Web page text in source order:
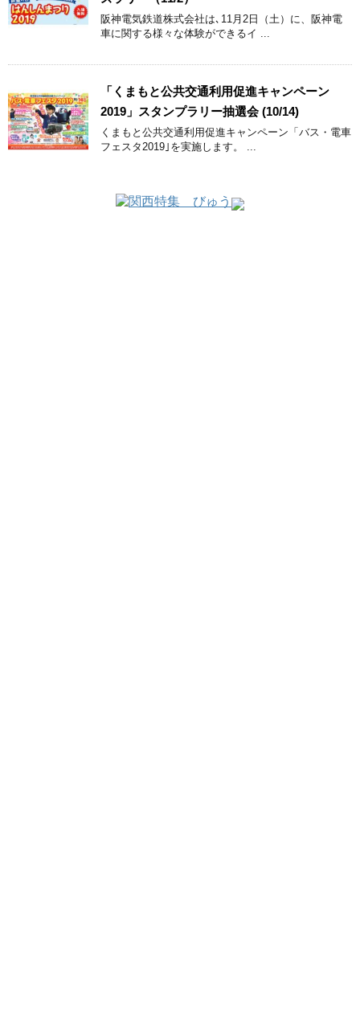
阪神電気鉄道株式会社は､11月2日（土）に、阪神電
車に関する様々な体験ができるイ ...
「くまもと公共交通利用促進キャンペーン
2019」スタンプラリー抽選会 (10/14)
くまもと公共交通利用促進キャンペーン「バス・電車
フェスタ2019｣を実施します。 ...